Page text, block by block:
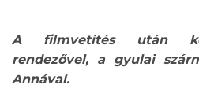
A filmvetítés után
rendezővel, a gyulai
Annával.